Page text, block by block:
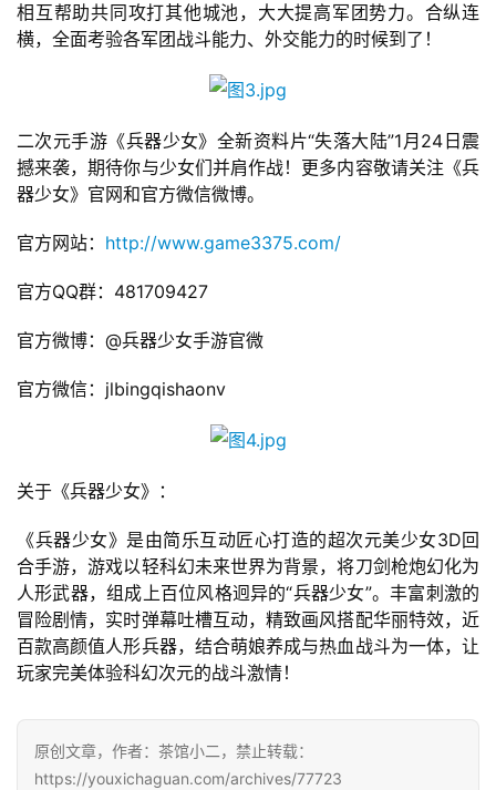
手
机
单
机
戏
休
闲
戏
2
5
第
十
三
届
金
茶
奖
相互帮助共同攻打其他城池，大大提高军团势力。合纵连
横，全面考验各军团战斗能力、外交能力的时候到了！
二次元手游《兵器少女》全新资料片“失落大陆”1月24日震
撼来袭，期待你与少女们并肩作战！更多内容敬请关注《兵
器少女》官网和官方微信微博。
官方网站： http://www.game3375.com/
官方QQ群：481709427
官方微博：@兵器少女手游官微
官方微信：jlbingqishaonv
关于《兵器少女》：
《兵器少女》是由简乐互动匠心打造的超次元美少女3D回
合手游，游戏以轻科幻未来世界为背景，将刀剑枪炮幻化为
人形武器，组成上百位风格迥异的“兵器少女”。丰富刺激的
冒险剧情，实时弹幕吐槽互动，精致画风搭配华丽特效，近
百款高颜值人形兵器，结合萌娘养成与热血战斗为一体，让
玩家完美体验科幻次元的战斗激情！
原创文章，作者：茶馆小二，禁止转载：
https://youxichaguan.com/archives/77723